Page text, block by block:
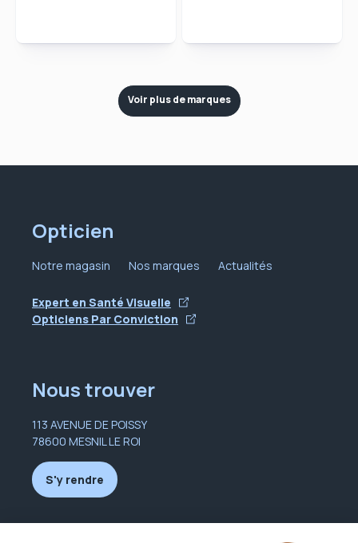
Voir plus de marques
Opticien
Notre magasin Nos marques Actualités
Expert en Santé Visuelle
Opticiens Par Conviction
Nous trouver
113 AVENUE DE POISSY
78600 MESNIL LE ROI
S'y rendre